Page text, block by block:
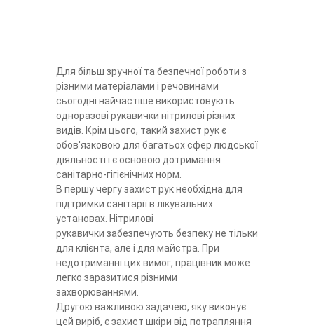
Для більш зручної та безпечної роботи з
різними матеріалами і речовинами
сьогодні найчастіше використовують
одноразові рукавички нітрилові різних
видів. Крім цього, такий захист рук є
обов'язковою для багатьох сфер людської
діяльності і є основою дотримання
санітарно-гігієнічних норм.
В першу чергу захист рук необхідна для
підтримки санітарії в лікувальних
установах. Нітрилові
рукавички забезпечують безпеку не тільки
для клієнта, але і для майстра. При
недотриманні цих вимог, працівник може
легко заразитися різними
захворюваннями.
Другою важливою задачею, яку виконує
цей виріб, є захист шкіри від потрапляння